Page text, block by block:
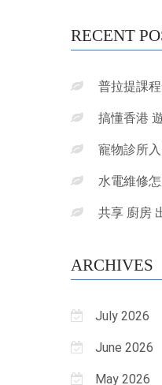
RECENT
普拉提課
搞懂香港
寵物診所
水電維修
共享 廚房
ARCHIVES
July 2026
June 2026
May 2026